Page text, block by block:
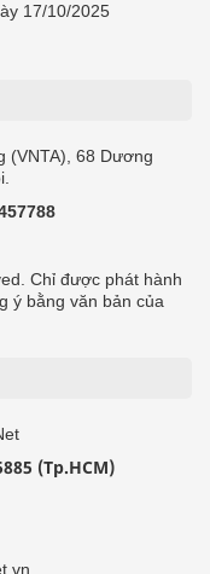
17/10/2025
(VNTA), 68 Dương
Chỉ được phát hành
ý bằng văn bản của
(Tp.HCM)